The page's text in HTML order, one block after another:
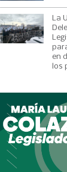
La
en
los